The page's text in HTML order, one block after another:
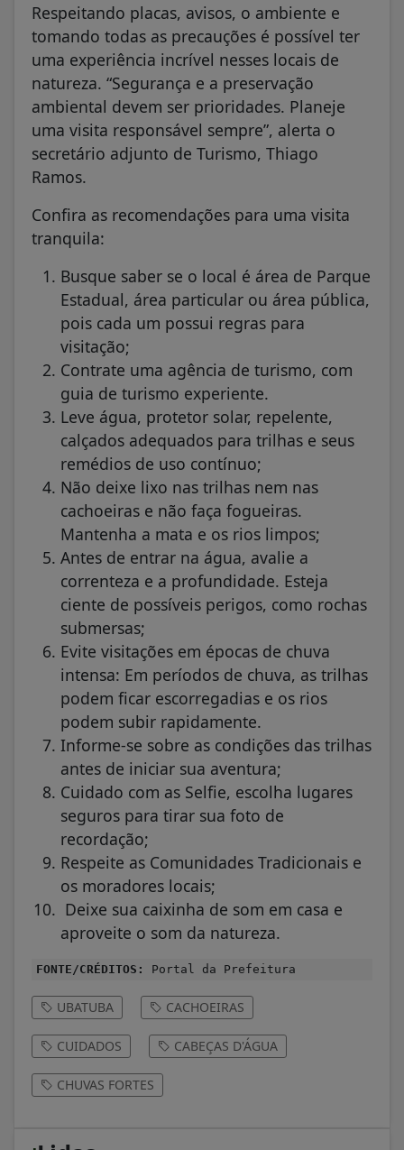
Respeitando placas, avisos, o ambiente e
tomando todas as precauções é possível ter
uma experiência incrível nesses locais de
natureza. “Segurança e a preservação
ambiental devem ser prioridades. Planeje
uma visita responsável sempre”, alerta o
secretário adjunto de Turismo, Thiago
Ramos.
Confira as recomendações para uma visita
tranquila:
Busque saber se o local é área de Parque
Estadual, área particular ou área pública,
pois cada um possui regras para
visitação;
Contrate uma agência de turismo, com
guia de turismo experiente.
Leve água, protetor solar, repelente,
calçados adequados para trilhas e seus
remédios de uso contínuo;
Não deixe lixo nas trilhas nem nas
cachoeiras e não faça fogueiras.
Mantenha a mata e os rios limpos;
Antes de entrar na água, avalie a
correnteza e a profundidade. Esteja
ciente de possíveis perigos, como rochas
submersas;
Evite visitações em épocas de chuva
intensa: Em períodos de chuva, as trilhas
podem ficar escorregadias e os rios
podem subir rapidamente.
Informe-se sobre as condições das trilhas
antes de iniciar sua aventura;
Cuidado com as Selfie, escolha lugares
seguros para tirar sua foto de
recordação;
Respeite as Comunidades Tradicionais e
os moradores locais;
Deixe sua caixinha de som em casa e
aproveite o som da natureza.
FONTE/CRÉDITOS: Portal da Prefeitura
UBATUBA CACHOEIRAS
CUIDADOS CABEÇAS D'ÁGUA
CHUVAS FORTES